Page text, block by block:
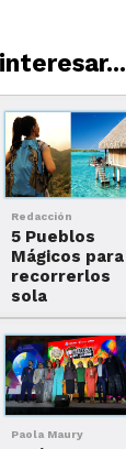
Redacción
5 Pueblos
Mágicos para
recorrerlos
sola
Paola Maury